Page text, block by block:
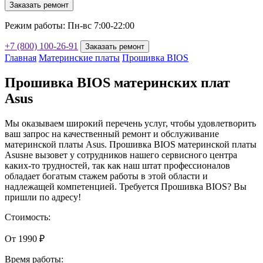
Заказать ремонт
Режим работы: Пн-вс 7:00-22:00
+7 (800) 100-26-91 Заказать ремонт
Главная Материнские платы Прошивка BIOS
Прошивка BIOS материнских плат
Asus
Мы оказываем широкий перечень услуг, чтобы удовлетворить
ваш запрос на качественный ремонт и обслуживание
материнской платы Asus. Прошивка BIOS материнской платы
Asusне вызовет у сотрудников нашего сервисного центра
каких-то трудностей, так как наш штат профессионалов
обладает богатым стажем работы в этой области и
надлежащей компетенцией. Требуется Прошивка BIOS? Вы
пришли по адресу!
Стоимость:
От 1990 ₽
Время работы: